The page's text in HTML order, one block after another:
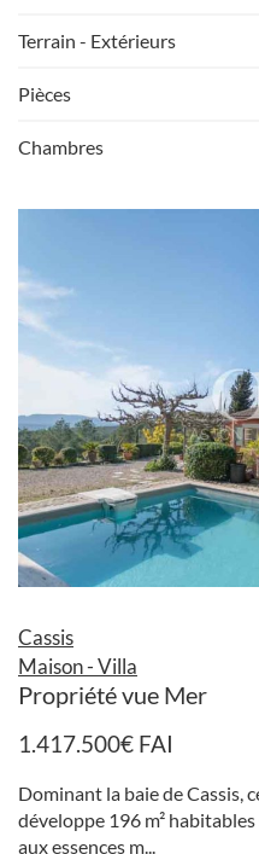
Terrain - Extérieurs
Pièces
Chambres
Cassis
Maison - Villa
Propriété vue Mer
1.417.500€ FAI
Dominant la baie de Cassis,
développe 196 m²
aux essences m...